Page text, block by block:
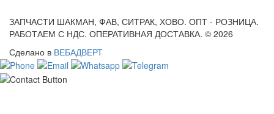
ЗАПЧАСТИ ШАКМАН, ФАВ, СИТРАК, ХОВО. ОПТ - РОЗНИЦА.
РАБОТАЕМ С НДС. ОПЕРАТИВНАЯ ДОСТАВКА. © 2026
Сделано в ВЕБАДВЕРТ